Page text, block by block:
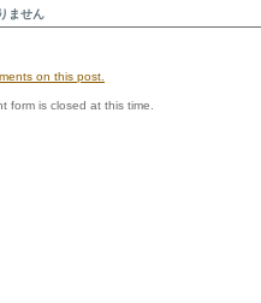
ません
on this post.
form is closed at this time.